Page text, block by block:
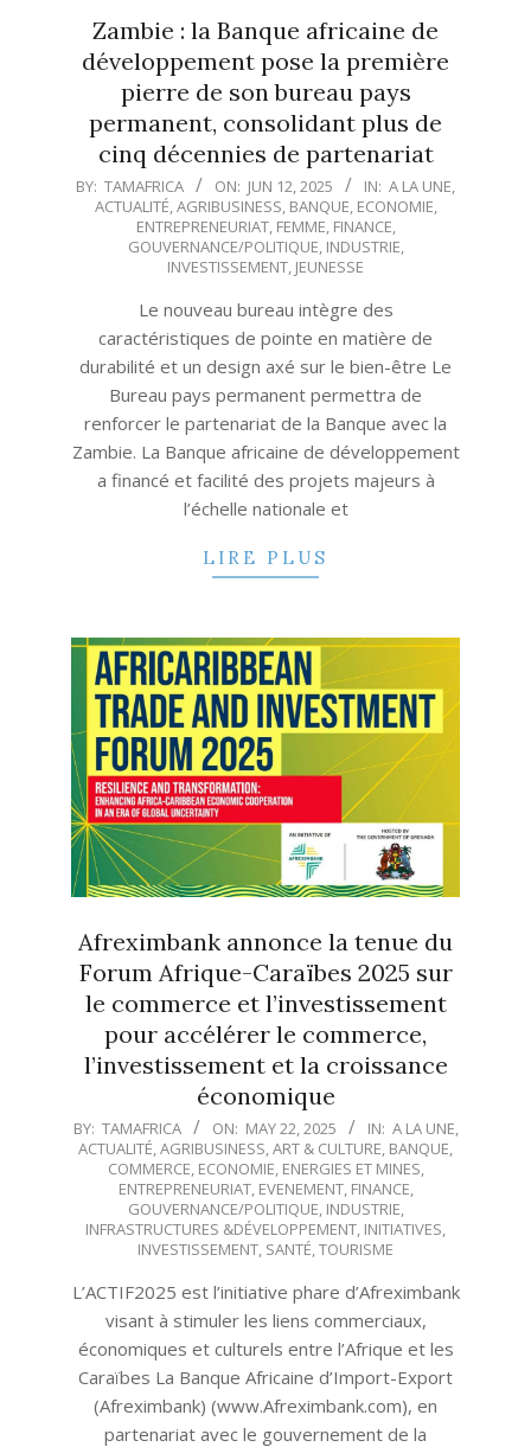
Zambie : la Banque africaine de
développement pose la première
pierre de son bureau pays
permanent, consolidant plus de
cinq décennies de partenariat
2025-
06-
BY: TAMAFRICA ON: JUN 12, 2025 IN: A LA UNE,
ACTUALITÉ,AGRIBUSINESS, BANQUE, ECONOMIE,
ENTREPRENEURIAT, FEMME, FINANCE,
GOUVERNANCE/POLITIQUE, INDUSTRIE,
INVESTISSEMENT, JEUNESSE
Le nouveau bureau intègre des
caractéristiques de pointe en matière de
durabilité et un design axé sur le bien-être Le
Bureau pays permanent permettra de
renforcer le partenariat de la Banque avec la
Zambie. La Banque africaine de développement
a financé et facilité des projets majeurs à
l’échelle nationale et
LIRE PLUS
Afreximbank annonce la tenue du
Forum Afrique-Caraïbes 2025 sur
le commerce et l’investissement
pour accélérer le commerce,
l’investissement et la croissance
économique
2025-
05-
BY: TAMAFRICA ON: MAY 22, 2025 IN: A LA UNE,
ACTUALITÉ,AGRIBUSINESS,ART & CULTURE, BANQUE,
COMMERCE, ECONOMIE, ENERGIES ET MINES,
ENTREPRENEURIAT, EVENEMENT, FINANCE,
GOUVERNANCE/POLITIQUE, INDUSTRIE,
INFRASTRUCTURES &DÉVELOPPEMENT, INITIATIVES,
INVESTISSEMENT, SANTÉ,TOURISME
L’ACTIF2025 est l’initiative phare d’Afreximbank
visant à stimuler les liens commerciaux,
économiques et culturels entre l’Afrique et les
Caraïbes La Banque Africaine d’Import-Export
(Afreximbank) (www.Afreximbank.com), en
partenariat avec le gouvernement de la